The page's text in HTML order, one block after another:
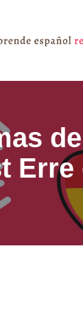
Erre